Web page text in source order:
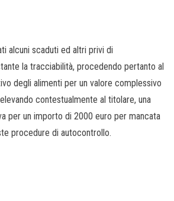
alcuni scaduti ed altri privi di
la tracciabilità, procedendo pertanto al
degli alimenti per un valore complessivo
contestualmente al titolare, una
per un importo di 2000 euro per mancata
procedure di autocontrollo.